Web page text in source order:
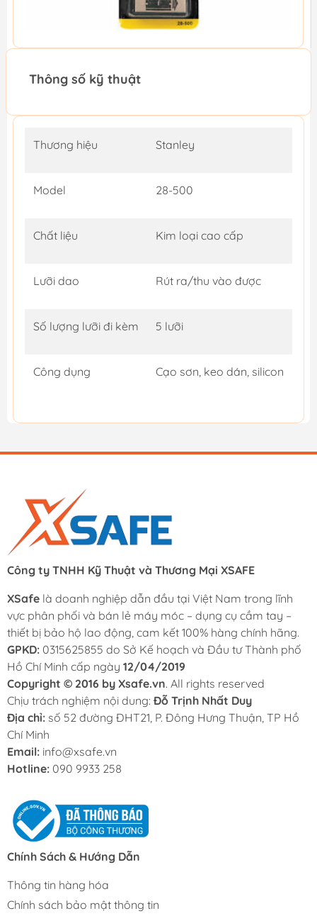
Thông số kỹ thuật
Thương hiệu Stanley
Model 28-500
Chất liệu Kim loại cao cấp
Lưỡi dao Rút ra/thu vào được
Số lượng lưỡi đi kèm 5 lưỡi
Công dụng Cạo sơn, keo dán, silicon
Công ty TNHH Kỹ Thuật và Thương Mại XSAFE
XSafe là doanh nghiệp dẫn đầu tại Việt Nam trong lĩnh
vực phân phối và bán lẻ máy móc – dụng cụ cầm tay –
thiết bị bảo hộ lao động, cam kết 100% hàng chính hãng.
GPKD: 0315625855 do Sở Kế hoạch và Đầu tư Thành phố
Hồ Chí Minh cấp ngày 12/04/2019
Copyright © 2016 by Xsafe.vn. All rights reserved
Chịu trách nghiệm nội dung: Đỗ Trịnh Nhất Duy
Địa chỉ: số 52 đường ĐHT21, P. Đông Hưng Thuận, TP Hồ
Chí Minh
Email: info@xsafe.vn
Hotline: 090 9933 258
Chính Sách & Hướng Dẫn
Thông tin hàng hóa
Chính sách bảo mật thông tin